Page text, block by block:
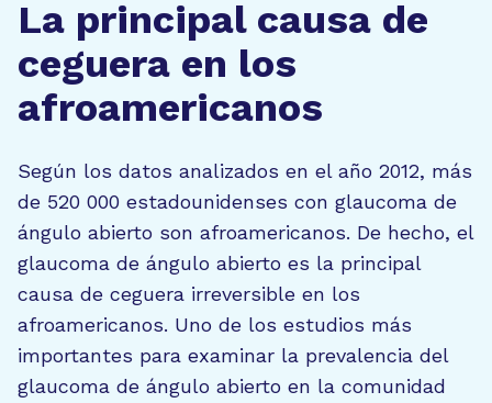
La principal causa de
ceguera en los
afroamericanos
Según los datos analizados en el año 2012, más
de 520 000 estadounidenses con glaucoma de
ángulo abierto son afroamericanos. De hecho, el
glaucoma de ángulo abierto es la principal
causa de ceguera irreversible en los
afroamericanos. Uno de los estudios más
importantes para examinar la prevalencia del
glaucoma de ángulo abierto en la comunidad